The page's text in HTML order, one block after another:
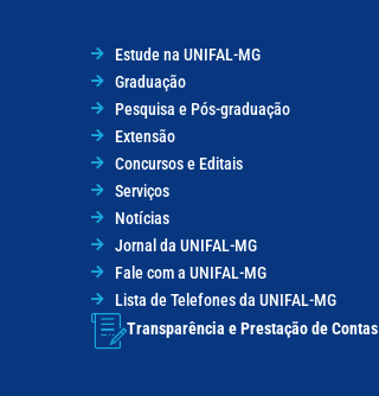
Estude na UNIFAL-MG
Graduação
Pesquisa e Pós-graduação
Extensão
Concursos e Editais
Serviços
Notícias
Jornal da UNIFAL-MG
Fale com a UNIFAL-MG
Lista de Telefones da UNIFAL-MG
Transparência e Prestação de Contas